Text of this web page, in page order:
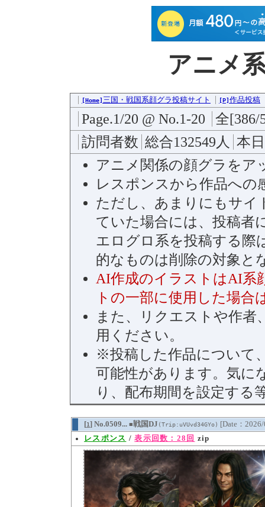
アニメ
[Home] 三国・戦国系顔グラ投稿サイト [P] 作品投稿
Page.1/20 @ No.1-20
全[386/
訪問者数 総合132549人 本
アニメ関係の顔グラをア
レスポンスから作品への
ただし、あまりにもサイ
ていた場合には、投稿者
エログロ系を投稿する際
的なものは削除の対象と
AI作成のイラストはAI系
トの一部に使用した場
また、リクエストや作者
用ください。
※投稿した作品について
可能性があります。気に
り、配布期間を設定する
[1] No.0509... ■戦国DJ (Trip:uVUvd34GYo) [Date：
レスポンス /表示回数：28回 zip